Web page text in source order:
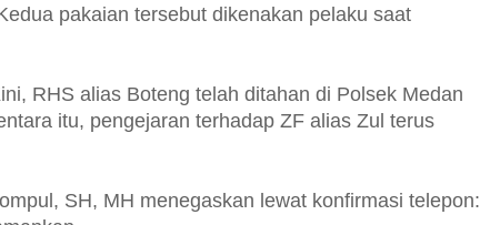
pakaian tersebut dikenakan pelaku saat
RHS alias Boteng telah ditahan di Polsek Medan
itu, pengejaran terhadap ZF alias Zul terus
SH, MH menegaskan lewat konfirmasi telepon: